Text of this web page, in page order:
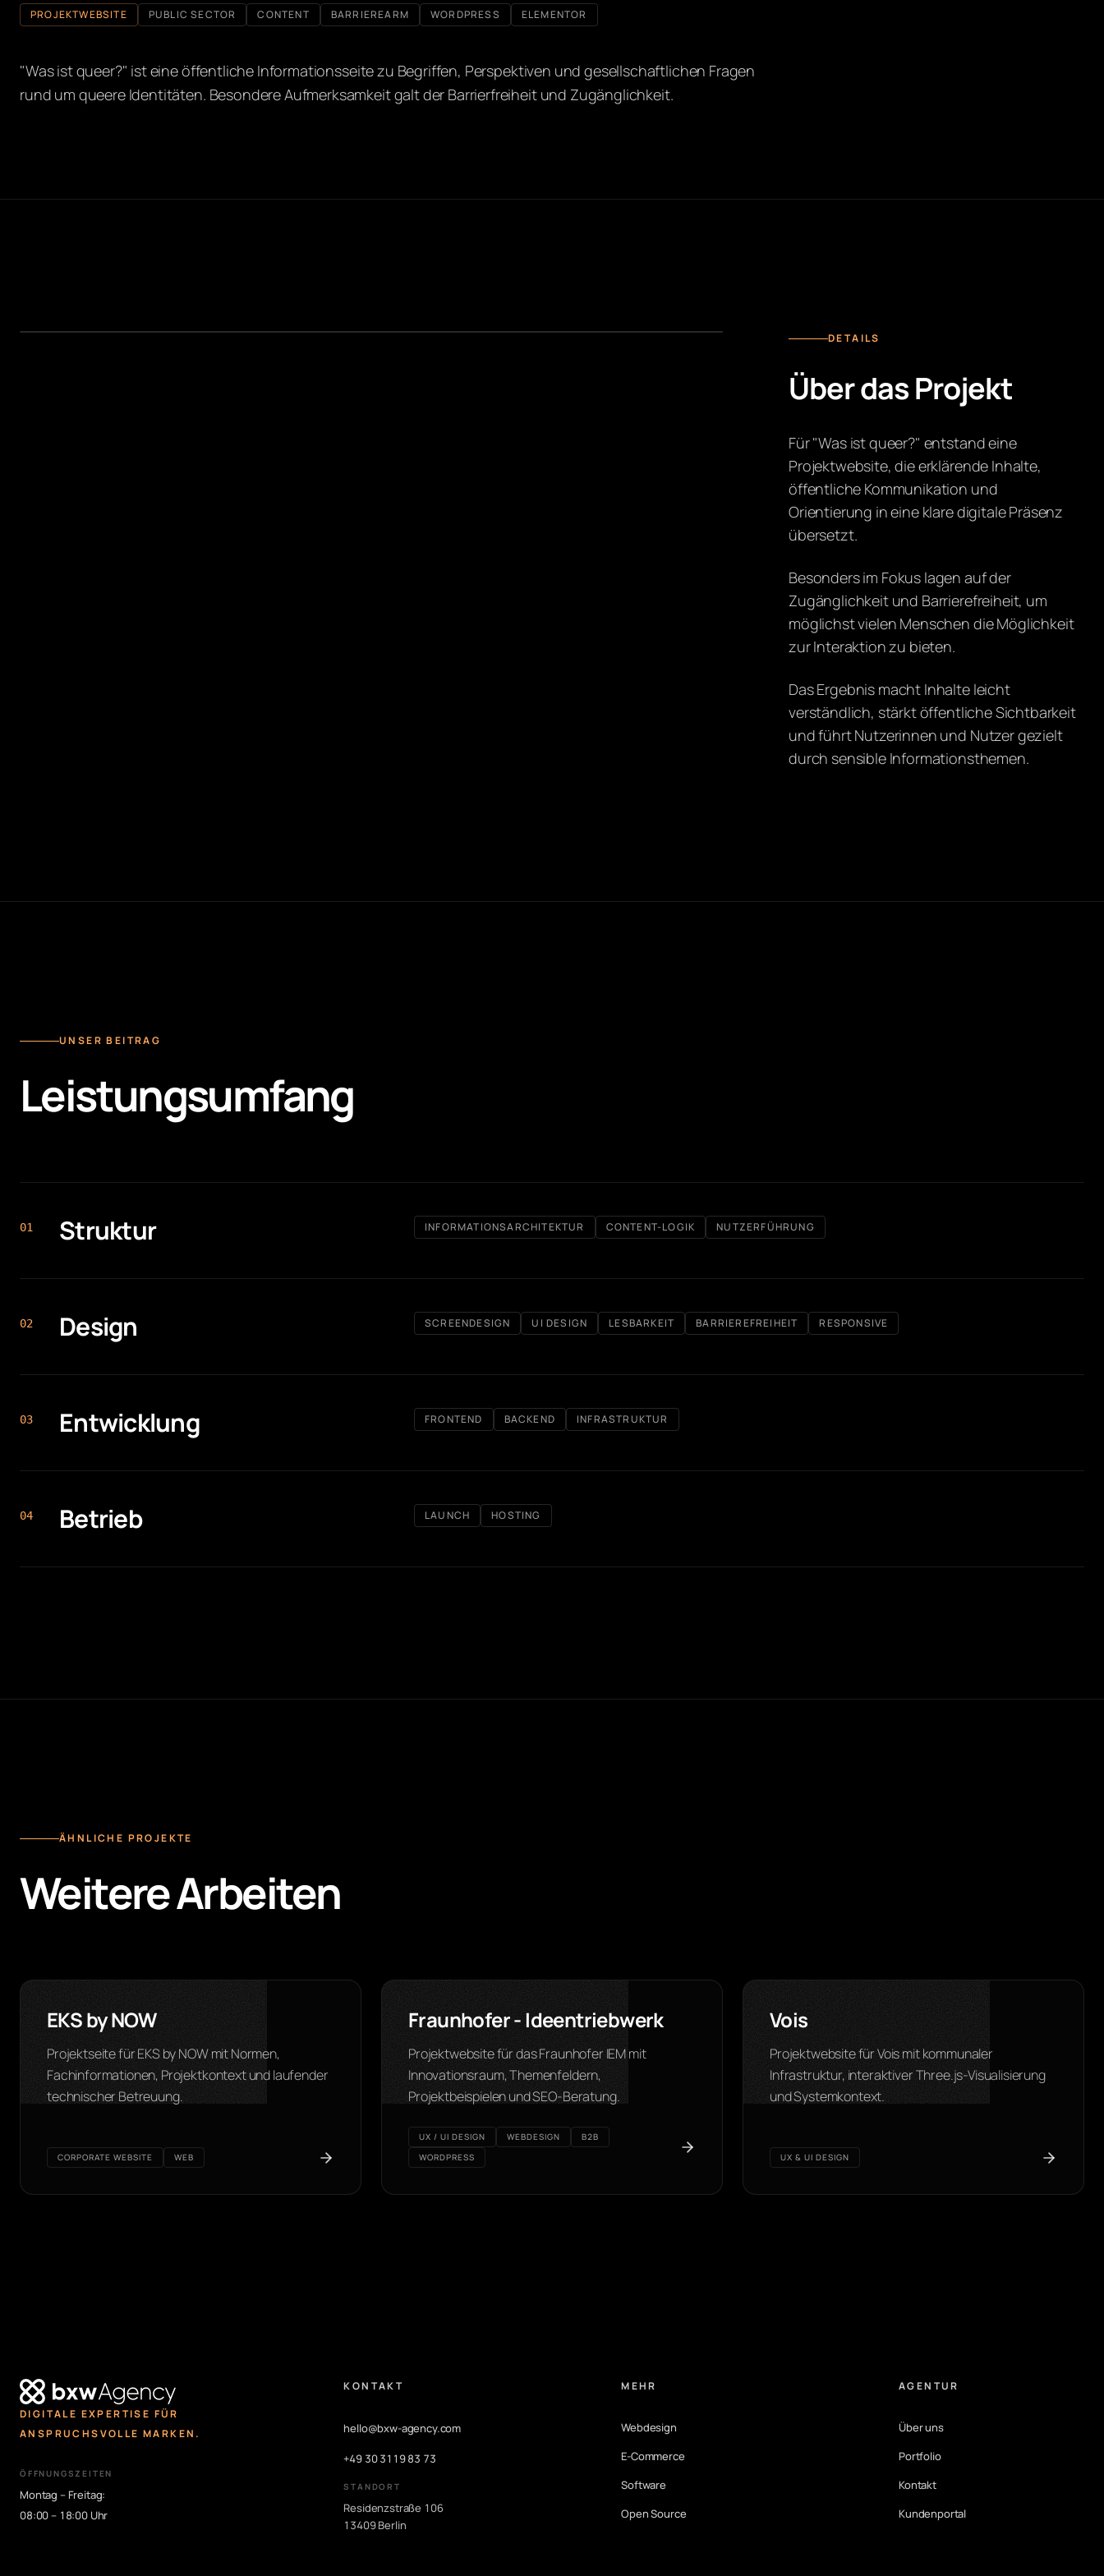
PROJEKTWEBSITE PUBLIC SECTOR CONTENT BARRIEREARM WORDPRESS ELEMENTOR
"Was ist queer?" ist eine öffentliche Informationsseite zu Begriffen, Perspektiven und gesellschaftlichen Fragen
rund um queere Identitäten. Besondere Aufmerksamkeit galt der Barrierfreiheit und Zugänglichkeit.
DETAILS
Über das Projekt
Für "Was ist queer?" entstand eine
Projektwebsite, die erklärende Inhalte,
öffentliche Kommunikation und
Orientierung in eine klare digitale Präsenz
übersetzt.
Besonders im Fokus lagen auf der
Zugänglichkeit und Barrierefreiheit, um
möglichst vielen Menschen die Möglichkeit
zur Interaktion zu bieten.
Das Ergebnis macht Inhalte leicht
verständlich, stärkt öffentliche Sichtbarkeit
und führt Nutzerinnen und Nutzer gezielt
durch sensible Informationsthemen.
UNSER BEITRAG
Leistungsumfang
01 Struktur INFORMATIONSARCHITEKTUR CONTENT-LOGIK NUTZERFÜHRUNG
02 Design SCREENDESIGN UI DESIGN LESBARKEIT BARRIEREFREIHEIT RESPONSIVE
03 Entwicklung FRONTEND BACKEND INFRASTRUKTUR
04 Betrieb LAUNCH HOSTING
ÄHNLICHE PROJEKTE
Weitere Arbeiten
EKS by NOW
Projektseite für EKS by NOW mit Normen,
Fachinformationen, Projektkontext und laufender
technischer Betreuung.
CORPORATE WEBSITE WEB
Fraunhofer - Ideentriebwerk
Projektwebsite für das Fraunhofer IEM mit
Innovationsraum, Themenfeldern,
Projektbeispielen und SEO-Beratung.
UX / UI DESIGN WEBDESIGN
B2B
WORDPRESS
Vois
Projektwebsite für Vois mit kommunaler
Infrastruktur, interaktiver Three.js-Visualisierung
und Systemkontext.
UX & UI DESIGN
DIGITALE EXPERTISE FÜR
ANSPRUCHSVOLLE MARKEN.
ÖFFNUNGSZEITEN
Montag – Freitag:
08:00 – 18:00 Uhr
KONTAKT
hello@bxw-agency.com
+49 30 3119 83 73
STANDORT
Residenzstraße 106
13409 Berlin
MEHR
Webdesign
E-Commerce
Software
Open Source
AGENTUR
Über uns
Portfolio
Kontakt
Kundenportal